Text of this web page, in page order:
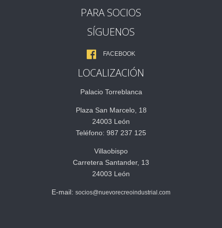
PARA SOCIOS
SÍGUENOS
FACEBOOK
LOCALIZACIÓN
Palacio Torreblanca
Plaza San Marcelo, 18
24003 León
Teléfono: 987 237 125
Villaobispo
Carretera Santander, 13
24003 León
E-mail: socios@nuevorecreoindustrial.com